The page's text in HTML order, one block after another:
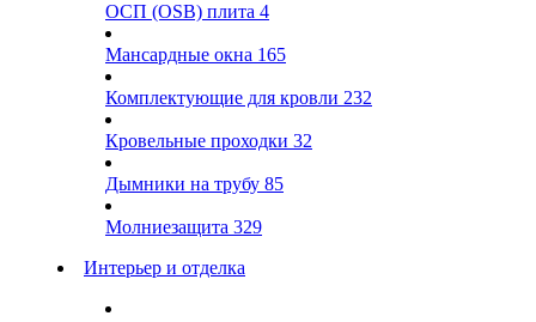
ОСП (OSB) плита 4
Мансардные окна 165
Комплектующие для кровли 232
Кровельные проходки 32
Дымники на трубу 85
Молниезащита 329
Интерьер и отделка